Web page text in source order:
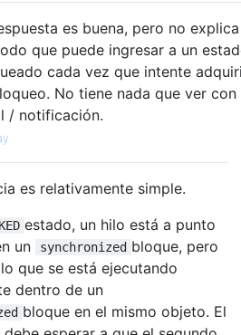
es buena, pero no explica
que puede ingresar a un
cada vez que intente
No tiene nada que ver con
/ notificación.
es relativamente simple.
estado, un hilo está a punto
un
synchronized bloque, pero
que se está ejecutando
dentro de un
bloque en el mismo objeto. El